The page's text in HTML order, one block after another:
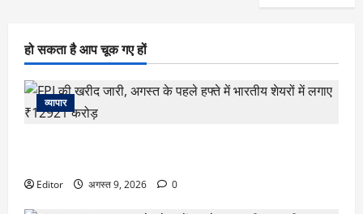
हो सकता है आप चूक गए हों
व्यापार
Editor अगस्त 9, 2026 0